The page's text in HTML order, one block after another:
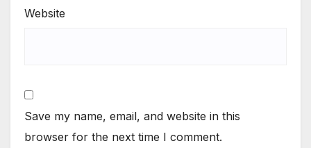
Website
Save my name, email, and website in this
browser for the next time I comment.